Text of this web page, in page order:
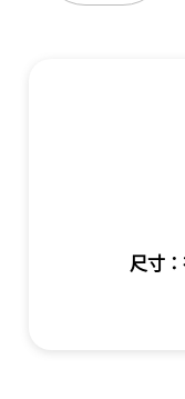
尺寸